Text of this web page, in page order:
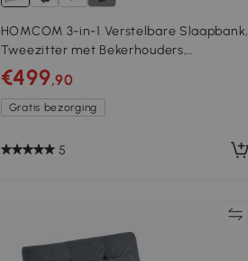
HOMCOM 3-in-1 Verstelbare Slaapbank,
Tweezitter met Bekerhouders,
Verstelbare Rugleuning en Zijvakken,
Beige
€499,90
Gratis bezorging
5